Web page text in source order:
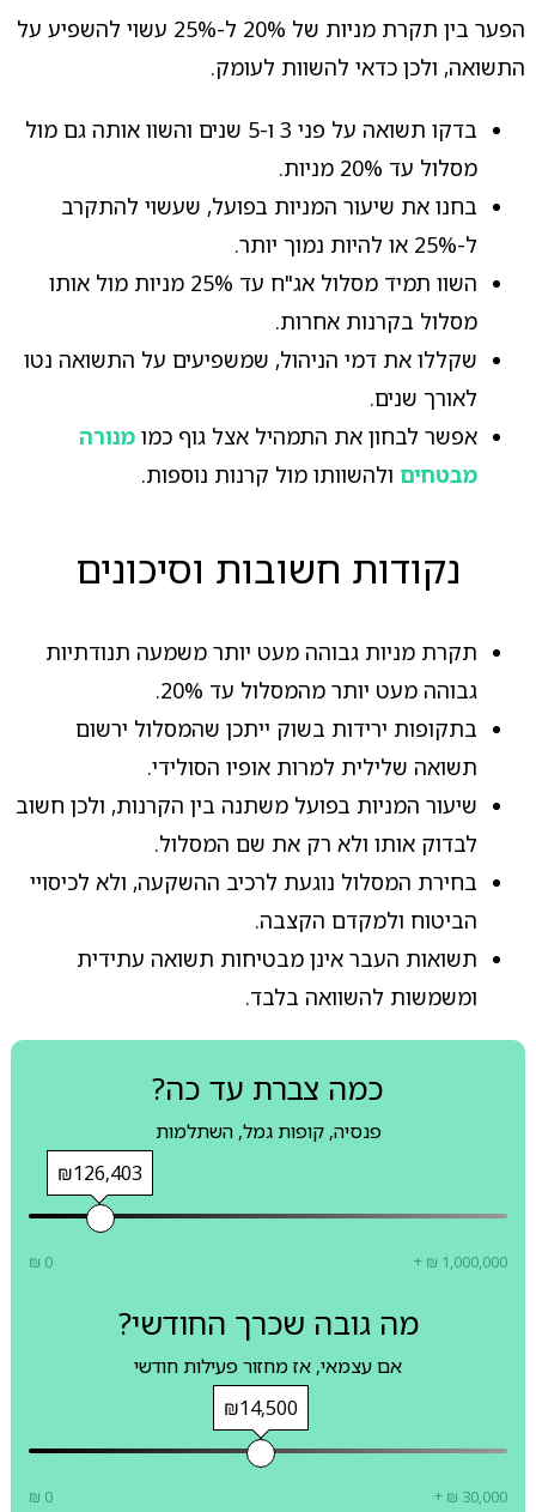
הפער בין תקרת מניות של 20% ל-25% עשוי להשפיע על
התשואה, ולכן כדאי להשוות לעומק.
בדקו תשואה על פני 3 ו-5 שנים והשוו אותה גם מול
מסלול עד 20% מניות.
בחנו את שיעור המניות בפועל, שעשוי להתקרב
ל-25% או להיות נמוך יותר.
השוו תמיד מסלול אג"ח עד 25% מניות מול אותו
מסלול בקרנות אחרות.
שקללו את דמי הניהול, שמשפיעים על התשואה נטו
לאורך שנים.
אפשר לבחון את התמהיל אצל גוף כמו מנורה
מבטחים ולהשוותו מול קרנות נוספות.
נקודות חשובות וסיכונים
תקרת מניות גבוהה מעט יותר משמעה תנודתיות
גבוהה מעט יותר מהמסלול עד 20%.
בתקופות ירידות בשוק ייתכן שהמסלול ירשום
תשואה שלילית למרות אופיו הסולידי.
שיעור המניות בפועל משתנה בין הקרנות, ולכן חשוב
לבדוק אותו ולא רק את שם המסלול.
בחירת המסלול נוגעת לרכיב ההשקעה, ולא לכיסויי
הביטוח ולמקדם הקצבה.
תשואות העבר אינן מבטיחות תשואה עתידית
ומשמשות להשוואה בלבד.
כמה צברת עד כה?
פנסיה, קופות גמל, השתלמות
₪126,403
₪ 0 + ₪ 1,000,000
מה גובה שכרך החודשי?
אם עצמאי, אז מחזור פעילות חודשי
₪14,500
₪ 0 + ₪ 30,000